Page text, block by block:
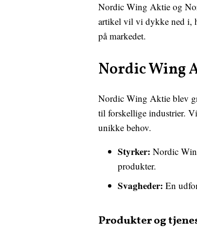
Nordic Wing Aktie og
artikel vil vi dykke ned i,
på markedet.
Nordic Wing
Nordic Wing Aktie blev
til forskellige industrier.
unikke behov.
Styrker: Nordic
produkter.
Svagheder: En
Produkter og